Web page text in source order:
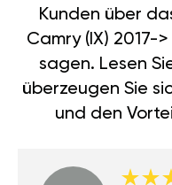
Kunden über
Camry (IX) 2017-
sagen. Lesen
überzeugen Sie
und den